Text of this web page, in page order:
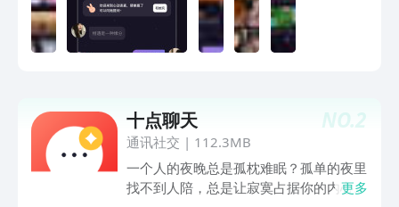
NO.2
十点聊天
通讯社交 | 112.3MB
一个人的夜晚总是孤枕难眠？孤单的夜里
找不到人陪，总是让寂寞占据你的内心。
更多